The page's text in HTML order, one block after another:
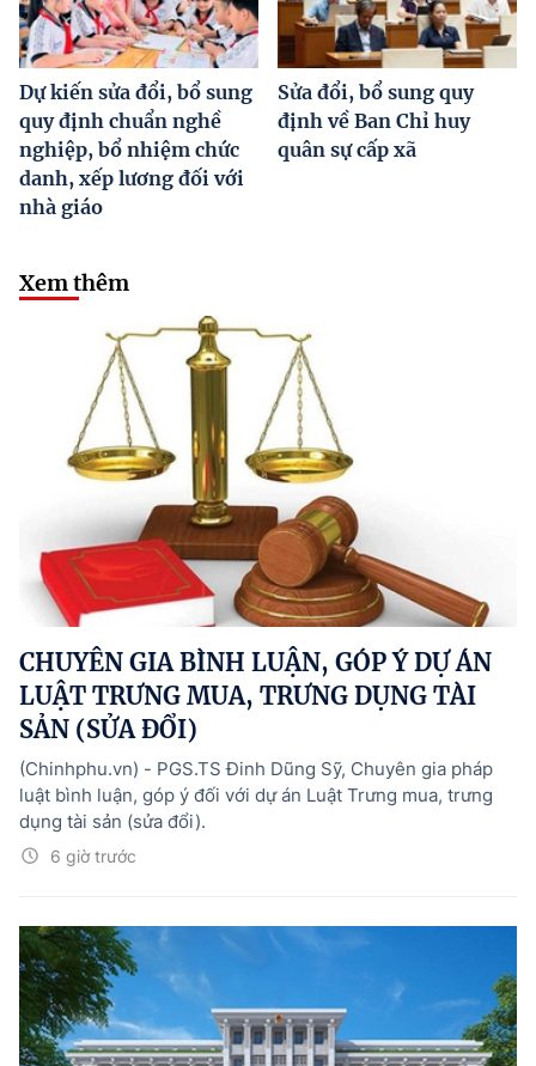
Dự kiến sửa đổi, bổ sung
quy định chuẩn nghề
nghiệp, bổ nhiệm chức
danh, xếp lương đối với
nhà giáo
Sửa đổi, bổ sung quy
định về Ban Chỉ huy
quân sự cấp xã
Xem thêm
CHUYÊN GIA BÌNH LUẬN, GÓP Ý DỰ ÁN
LUẬT TRƯNG MUA, TRƯNG DỤNG TÀI
SẢN (SỬA ĐỔI)
6 giờ trước
(Chinhphu.vn) - PGS.TS Đinh Dũng Sỹ, Chuyên gia pháp
luật bình luận, góp ý đối với dự án Luật Trưng mua, trưng
dụng tài sản (sửa đổi).